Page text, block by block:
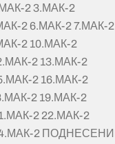
2 3.МАК-2
2 6.МАК-2 7.МАК-2
2 10.МАК-2
2 13.МАК-2
2 16.МАК-2
2 19.МАК-2
2 22.МАК-2
2 ПОДНЕСЕНИ